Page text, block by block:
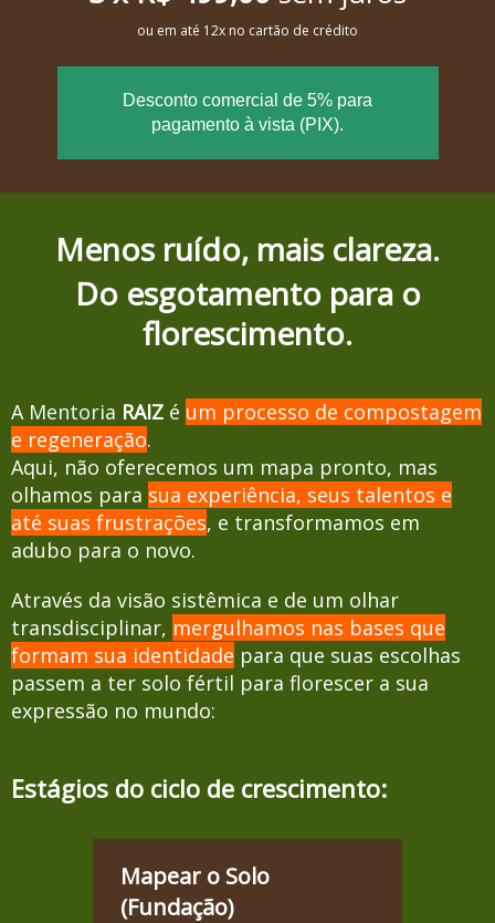
ou em até 12x no cartão de crédito
Desconto comercial de 5% para
pagamento à vista (PIX).
Menos ruído, mais clareza.
Do esgotamento para o
florescimento.
A Mentoria RAIZ é um processo de compostagem
e regeneração.
Aqui, não oferecemos um mapa pronto, mas
olhamos para sua experiência, seus talentos e
até suas frustrações, e transformamos em
adubo para o novo.
Através da visão sistêmica e de um olhar
transdisciplinar, mergulhamos nas bases que
formam sua identidade para que suas escolhas
passem a ter solo fértil para florescer a sua
expressão no mundo:
Estágios do ciclo de crescimento:
Mapear o Solo
(Fundação)